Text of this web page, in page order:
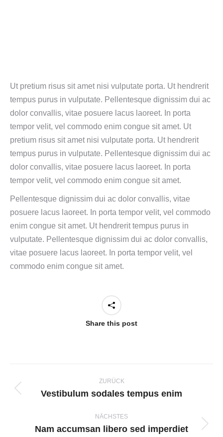
Ut pretium risus sit amet nisi vulputate porta. Ut hendrerit
tempus purus in vulputate. Pellentesque dignissim dui ac
dolor convallis, vitae posuere lacus laoreet. In porta
tempor velit, vel commodo enim congue sit amet. Ut
pretium risus sit amet nisi vulputate porta. Ut hendrerit
tempus purus in vulputate. Pellentesque dignissim dui ac
dolor convallis, vitae posuere lacus laoreet. In porta
tempor velit, vel commodo enim congue sit amet.
Pellentesque dignissim dui ac dolor convallis, vitae
posuere lacus laoreet. In porta tempor velit, vel commodo
enim congue sit amet. Ut hendrerit tempus purus in
vulputate. Pellentesque dignissim dui ac dolor convallis,
vitae posuere lacus laoreet. In porta tempor velit, vel
commodo enim congue sit amet.
Share this post
ZURÜCK
Vorheriger
Vestibulum sodales tempus enim
NÄCHSTES
Nächster
Nam accumsan libero sed imperdiet